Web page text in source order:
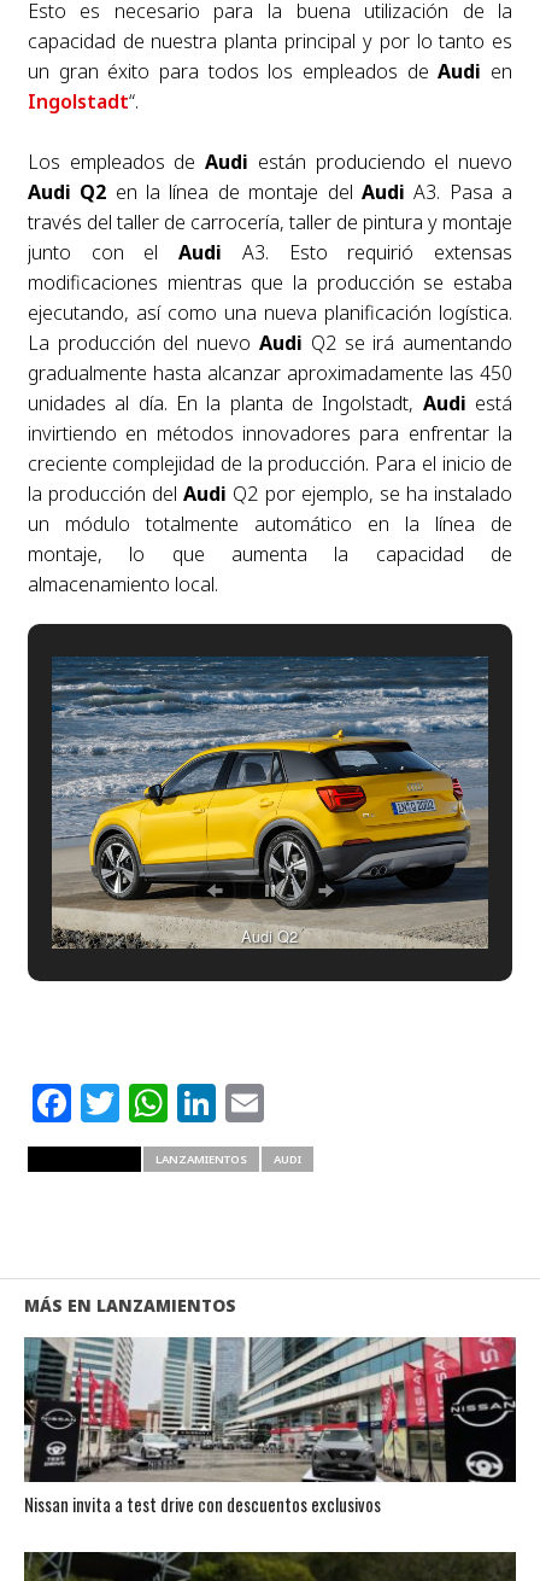
Esto es necesario para la buena utilización de la
capacidad de nuestra planta principal y por lo tanto es
un gran éxito para todos los empleados deAudi en
Ingolstadt“.
Los empleados deAudi están produciendo el nuevo
Audi Q2 en la línea de montaje del Audi A3. Pasa a
través del taller de carrocería, taller de pintura y montaje
junto con elAudi A3. Esto requirió extensas
modificaciones mientras que la producción se estaba
ejecutando, así como una nueva planificación logística.
La producción del nuevo Audi Q2 se irá aumentando
gradualmente hasta alcanzar aproximadamente las 450
unidades al día. En la planta de Ingolstadt, Audi está
invirtiendo en métodos innovadores para enfrentar la
creciente complejidad de la producción. Para el inicio de
la producción delAudi Q2 por ejemplo, se ha instalado
un módulo totalmente automático en la línea de
montaje, lo que aumenta la capacidad de
almacenamiento local.
Audi Q2
Facebook
Twitter
WhatsApp
LinkedIn
Email
LANZAMIENTOS AUDI
MÁS EN LANZAMIENTOS
Nissan invita a test drive con descuentos exclusivos